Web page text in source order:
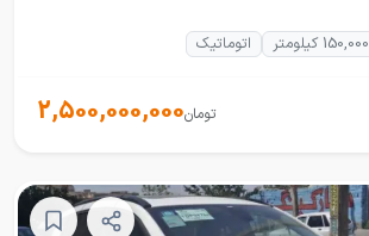
150,000 کیلومتر اتوماتیک
2,500,000,000تومان